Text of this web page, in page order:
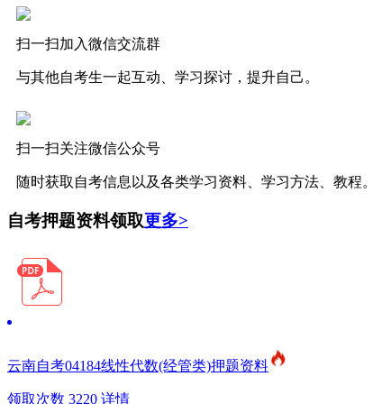
扫一扫加入微信交流群
与其他自考生一起互动、学习探讨，提升自己。
扫一扫关注微信公众号
随时获取自考信息以及各类学习资料、学习方法、教程。
自考押题资料领取更多>
云南自考04184线性代数(经管类)押题资料
领取次数 3220 详情